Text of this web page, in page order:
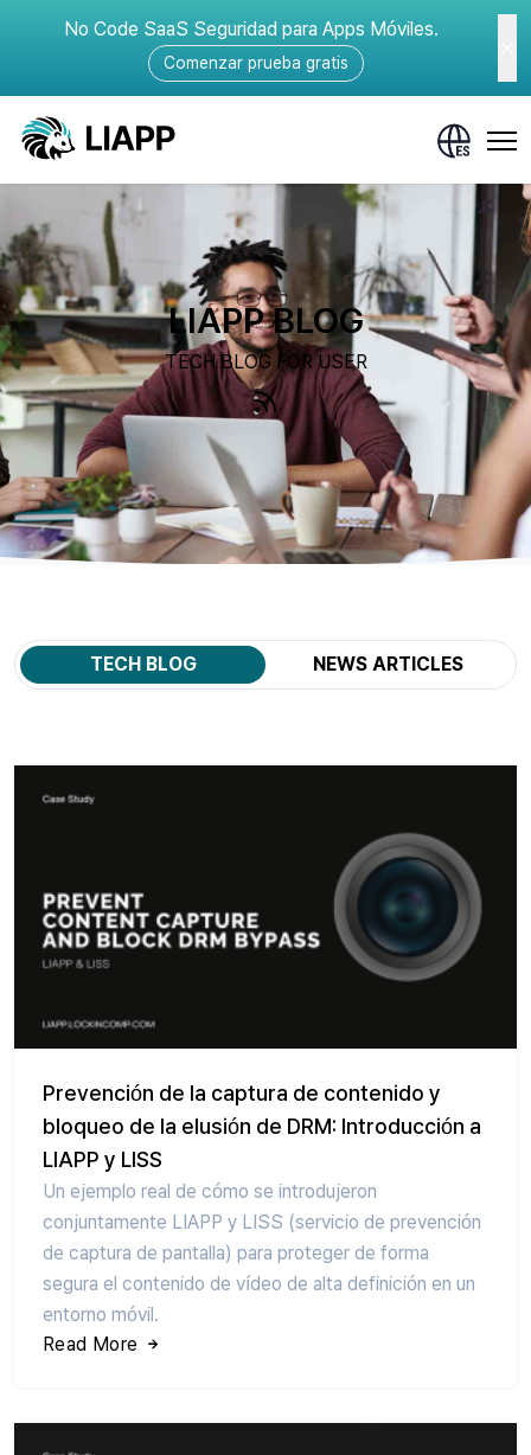
No Code SaaS Seguridad para Apps Móviles.
Comenzar prueba gratis
LIAPP BLOG
TECH BLOG FOR USER
TECH BLOG NEWS ARTICLES
Prevención de la captura de contenido y
bloqueo de la elusión de DRM: Introducción a
LIAPP y LISS
Un ejemplo real de cómo se introdujeron
conjuntamente LIAPP y LISS (servicio de prevención
de captura de pantalla) para proteger de forma
segura el contenido de vídeo de alta definición en un
entorno móvil.
Read More